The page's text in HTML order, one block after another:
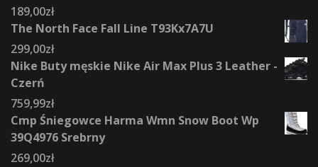
189,00zł
The North Face Fall Line T93Kx7A7U
299,00zł
Nike Buty męskie Nike Air Max Plus 3 Leather -
Czerń
759,99zł
Cmp Śniegowce Harma Wmn Snow Boot Wp
39Q4976 Srebrny
269,00zł